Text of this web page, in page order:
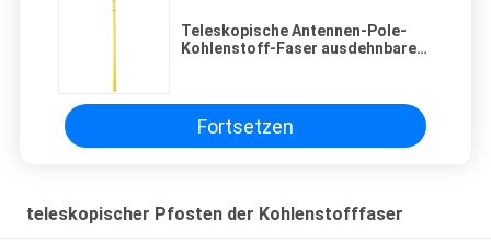
Teleskopische Antennen-Pole-
Kohlenstoff-Faser ausdehnbarer
Fortsetzen
teleskopischer Pfosten der Kohlenstofffaser